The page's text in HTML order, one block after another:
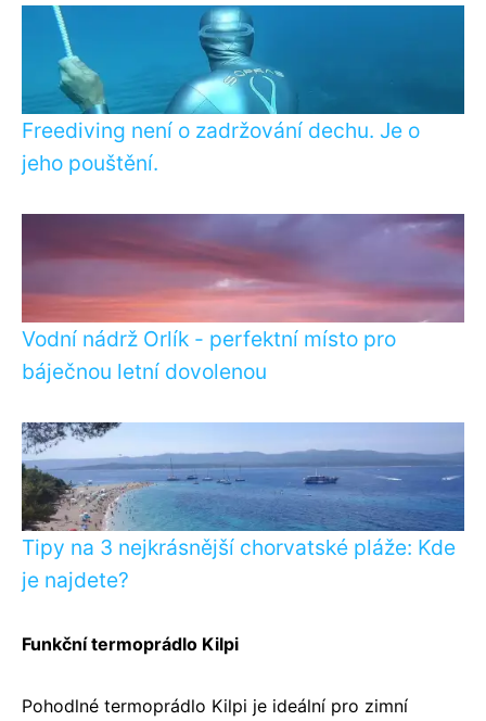
Freediving není o zadržování dechu. Je o
jeho pouštění.
Vodní nádrž Orlík - perfektní místo pro
báječnou letní dovolenou
Tipy na 3 nejkrásnější chorvatské pláže: Kde
je najdete?
Funkční termoprádlo Kilpi
Pohodlné termoprádlo Kilpi je ideální pro zimní